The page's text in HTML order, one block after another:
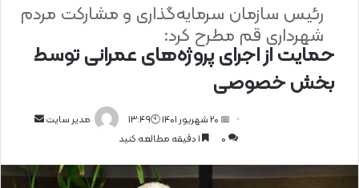
حمایت از اجرای پروژه‌های عمرانی توسط
بخش خصوصی
رئیس سازمان سرمایه‌گذاری و مشارکت مردم
شهرداری قم مطرح کرد:
مدیر سایت
ا
📅 20 شهریور 1401 🕙13:49
0